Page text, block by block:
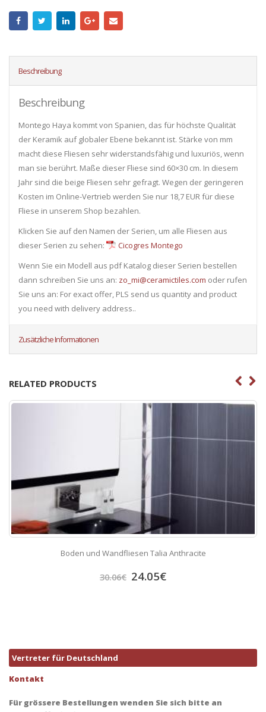
Beschreibung
Beschreibung
Montego Haya kommt von Spanien, das für höchste Qualität
der Keramik auf globaler Ebene bekannt ist. Stärke von mm
macht diese Fliesen sehr widerstandsfähig und luxuriös, wenn
man sie berührt. Maße dieser Fliese sind 60×30 cm. In diesem
Jahr sind die beige Fliesen sehr gefragt. Wegen der geringeren
Kosten im Online-Vertrieb werden Sie nur 18,7 EUR für diese
Fliese in unserem Shop bezahlen.
Klicken Sie auf den Namen der Serien, um alle Fliesen ​​aus
dieser Serien zu sehen:
Cicogres Montego
Wenn Sie ein Modell aus pdf Katalog dieser Serien bestellen
dann schreiben Sie uns an: zo_mi@ceramictiles.com oder rufen
Sie uns an: For exact offer, PLS send us quantity and product
you need with delivery address..
Zusätzliche Informationen
RELATED PRODUCTS
Boden und Wandfliesen Talia Anthracite
30.06€ 24.05€
Vertreter für Deutschland
Kontakt
Für grössere Bestellungen wenden Sie sich bitte an